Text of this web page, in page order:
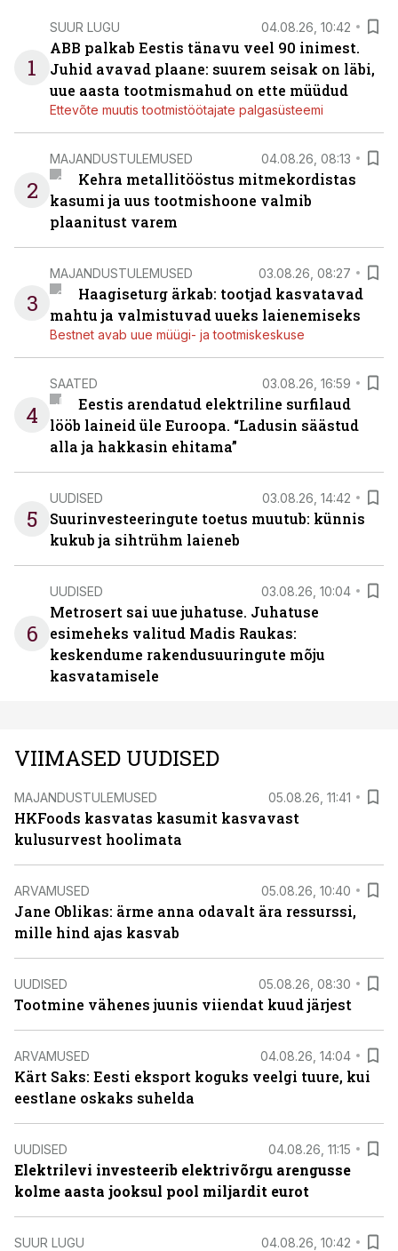
1
SUUR LUGU 04.08.26, 10:42
ABB palkab Eestis tänavu veel 90 inimest.
Juhid avavad plaane: suurem seisak on läbi,
uue aasta tootmismahud on ette müüdud
Ettevõte muutis tootmistöötajate palgasüsteemi
2
MAJANDUSTULEMUSED 04.08.26, 08:13
Kehra metallitööstus mitmekordistas
kasumi ja uus tootmishoone valmib
plaanitust varem
3
MAJANDUSTULEMUSED 03.08.26, 08:27
Haagiseturg ärkab: tootjad kasvatavad
mahtu ja valmistuvad uueks laienemiseks
Bestnet avab uue müügi- ja tootmiskeskuse
4
SAATED 03.08.26, 16:59
Eestis arendatud elektriline surfilaud
lööb laineid üle Euroopa. “Ladusin säästud
alla ja hakkasin ehitama”
5
UUDISED 03.08.26, 14:42
Suurinvesteeringute toetus muutub: künnis
kukub ja sihtrühm laieneb
6
UUDISED 03.08.26, 10:04
Metrosert sai uue juhatuse. Juhatuse
esimeheks valitud Madis Raukas:
keskendume rakendusuuringute mõju
kasvatamisele
VIIMASED UUDISED
MAJANDUSTULEMUSED 05.08.26, 11:41
HKFoods kasvatas kasumit kasvavast
kulusurvest hoolimata
ARVAMUSED 05.08.26, 10:40
Jane Oblikas: ärme anna odavalt ära ressurssi,
mille hind ajas kasvab
UUDISED 05.08.26, 08:30
Tootmine vähenes juunis viiendat kuud järjest
ARVAMUSED 04.08.26, 14:04
Kärt Saks: Eesti eksport koguks veelgi tuure, kui
eestlane oskaks suhelda
UUDISED 04.08.26, 11:15
Elektrilevi investeerib elektrivõrgu arengusse
kolme aasta jooksul pool miljardit eurot
SUUR LUGU 04.08.26, 10:42